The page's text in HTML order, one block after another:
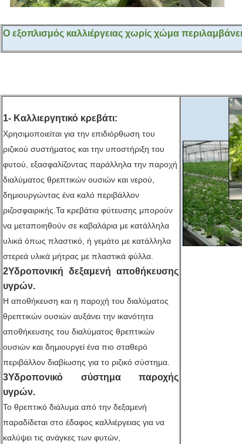
Ο εξοπλισμός καλλιέργειας χωρίς χώμα
1- Καλλιεργητικό κρεβάτι:
Χρησιμοποιείται για την επιδιόρθωση του
ριζικού συστήματος και την υποστήριξη του
φυτού, εξασφαλίζοντας παράλληλα την παροχή
διαλύματος θρεπτικών ουσιών και νερού,
δημιουργώντας ένα καλό περιβάλλον
ριζοσφαιρικής.Τα κρεβάτια φύτευσης μπορούν
να μεταποιηθούν σε καβαλάρια με κατάλληλα
υλικά όπως πλαστικό, ή γεμάτο με κατάλληλα
στερεά υλικά μήτρας με πλαστικά φύλλα.
2Υδροπονική δεξαμενή αποθήκευσης
υγρών.
Η αποθήκευση και η παροχή του διαλύματος
θρεπτικών ουσιών αυξάνει την ικανότητα
αποθήκευσης του διαλύματος θρεπτικών
ουσιών και δημιουργεί ένα πιο σταθερό
περιβάλλον διαβίωσης για το ριζικό σύστημα.
3Υδροπονικό σύστημα παροχής
υγρών.
Το θρεπτικό διάλυμα από την δεξαμενή
παραδίδεται στο έδαφος καλλιέργειας για να
καλύψει τις ανάγκες των φυτών,